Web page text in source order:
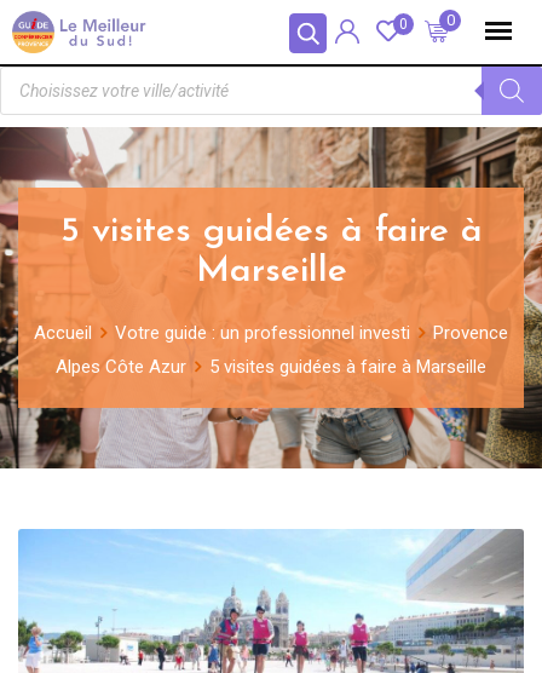
Panneau de gestion des cookies 0
0
5 visites guidées à faire à
Marseille
Accueil Votre guide : un professionnel investi
Provence
Alpes Côte Azur
5 visites guidées à faire à Marseille